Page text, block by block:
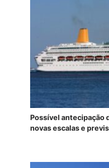
Possível antecipação
novas escalas e